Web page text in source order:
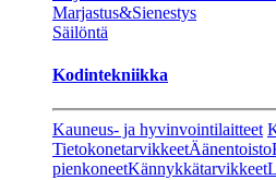
Marjastus&Sienestys
Säilöntä
Kodintekniikka
Kauneus- ja hyvinvointilaitteet
TietokonetarvikkeetÄänentoisto
pienkoneetKännykkätarvikkeet